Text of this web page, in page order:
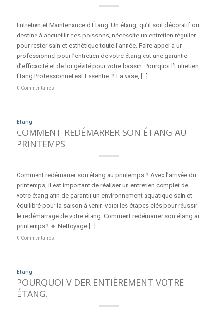
Entretien et Maintenance d’Étang. Un étang, qu’il soit décoratif ou
destiné à accueillir des poissons, nécessite un entretien régulier
pour rester sain et esthétique toute l’année. Faire appel à un
professionnel pour l’entretien de votre étang est une garantie
d’efficacité et de longévité pour votre bassin. Pourquoi l’Entretien
Étang Professionnel est Essentiel ? La vase, […]
0 Commentaires
Etang
COMMENT REDÉMARRER SON ÉTANG AU
PRINTEMPS
Comment redémarrer son étang au printemps ? Avec l’arrivée du
printemps, il est important de réaliser un entretien complet de
votre étang afin de garantir un environnement aquatique sain et
équilibré pour la saison à venir. Voici les étapes clés pour réussir
le redémarrage de votre étang. Comment redémarrer son étang au
printemps? 🔹 Nettoyage […]
0 Commentaires
Etang
POURQUOI VIDER ENTIÈREMENT VOTRE
ÉTANG.